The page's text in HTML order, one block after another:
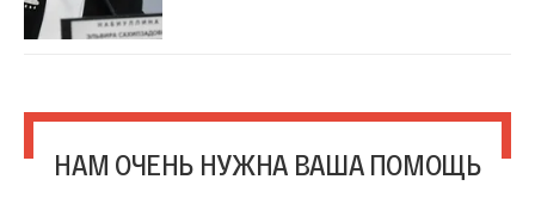
НАМ ОЧЕНЬ НУЖНА ВАША ПОМОЩЬ